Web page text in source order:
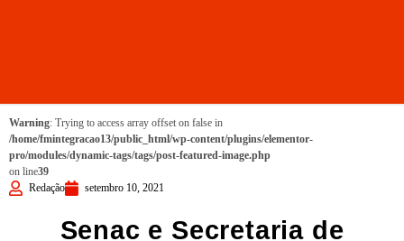
Warning: Trying to access array offset on false in
/home/fmintegracao13/public_html/wp-content/plugins/elementor-
pro/modules/dynamic-tags/tags/post-featured-image.php
on line39
Redação
setembro 10, 2021
Senac e Secretaria de